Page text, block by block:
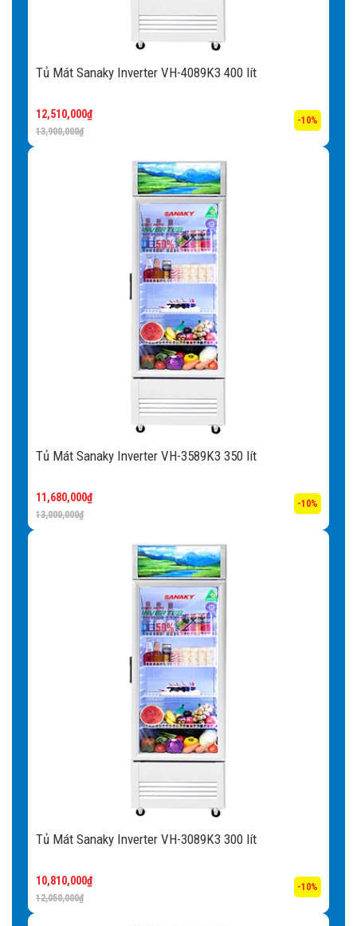
Nhiều tiện ích nổi bật khác đi kèm
Tủ Mát Sanaky VH-1209HP
Tủ có trang bị bánh xe thuận tiện cho việc di
chuyển tủ vì tủ đông sở hữu trọng lượng lớn, tủ đông gây
nhiều khó khăn khi vận chuyển.
Tủ Mát Sanaky VH-1209HP được thiết kế với
hệ thống đèn LED dọc theo hông và nóc tủ, chiếu sáng
mắt và thu hút. Hơn nữa, hệ thống đèn LED còn tiết kiệm
điện năng và có tuổi thọ bền bỉ hơn nhiều lần so với các
loại đèn huỳnh quang, đèn sợi đốt,… mang lại giá trị sử
Hệ thống sưởi kính:
Hệ thống sưởi kính lấy nhiệt tỏa ra
từ chính lốc máy đưa lên sưởi kính rất hiệu quả và tiết
Việc mở tủ thường xuyên sẽ làm thất thoát
nhiệt, giảm hiệu quả lạnh của tủ, đồng thời tiêu tốn nhiều
điện năng không cần thiết. Khóa an toàn sẽ giúp người sử
dụng kiểm soát tốt hơn hoạt động đóng – mở tủ mát.
Khi mua tủ kệ sẽ được tặng kèm cho khách
hàng, người sử dụng có thể dễ dàng sắp xếp các loại thực
phẩm theo từng ngăn sao cho tiện lợi nhất.
loại bụi bẩn và mùi hôi khó chịu sẽ dần hình thành. Với lỗ
thoát nước được thiết kế bên trong, việc vệ sinh tủ định kì
sẽ được thực hiện dễ dàng, trả lại không gian làm lạnh
Tủ Mát Sanaky Inverter VH-4089K3 400 lít
13,900,000₫
12,510,000₫
-10%
Tủ Mát Sanaky Inverter VH-3589K3 350 lít
13,000,000₫
11,680,000₫
-10%
Tủ Mát Sanaky Inverter VH-3089K3 300 lít
12,050,000₫
10,810,000₫
-10%